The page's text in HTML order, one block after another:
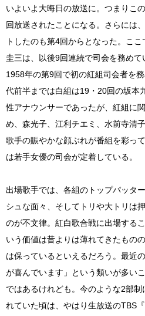
いよいよ大晦日の放送に。つまりこ
回放送されたことになる。さらには
トしたのも第4回からとなった。こ
圭三は、以後9回連続で司会を務めて
1958年の第9回で初の紅組司会者を
代前半までは白組は19・20回の坂本
性アナウンサーであったが、紅組に
め、森光子、江利チエミ、水前寺清
歌手の賑やかな顔ぶれが番組を彩っ
は若手女優の司会が定着している。
出場歌手では、各組のトップパッタ
シュな面々、そしてトリや大トリは
のが不文律。紅白歌合戦に出場する
いう価値は昔よりは薄れてきたもの
は保っているといえるだろう。最近
が喜んでいます」という類いが多い
ではあるけれども。今のような2部
れていた頃は、やはり生放送のTBS